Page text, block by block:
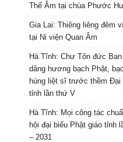
Thế Âm tại chùa Phước
Gia Lai: Thiêng liêng đêm
tại Ni viện Quan Âm
Hà Tĩnh: Chư Tôn đức
dâng hương bạch Phật,
hùng liệt sĩ trước thềm Đại
tỉnh lần thứ V
Hà Tĩnh: Mọi công tác
hội đại biểu Phật giáo tỉnh
– 2031